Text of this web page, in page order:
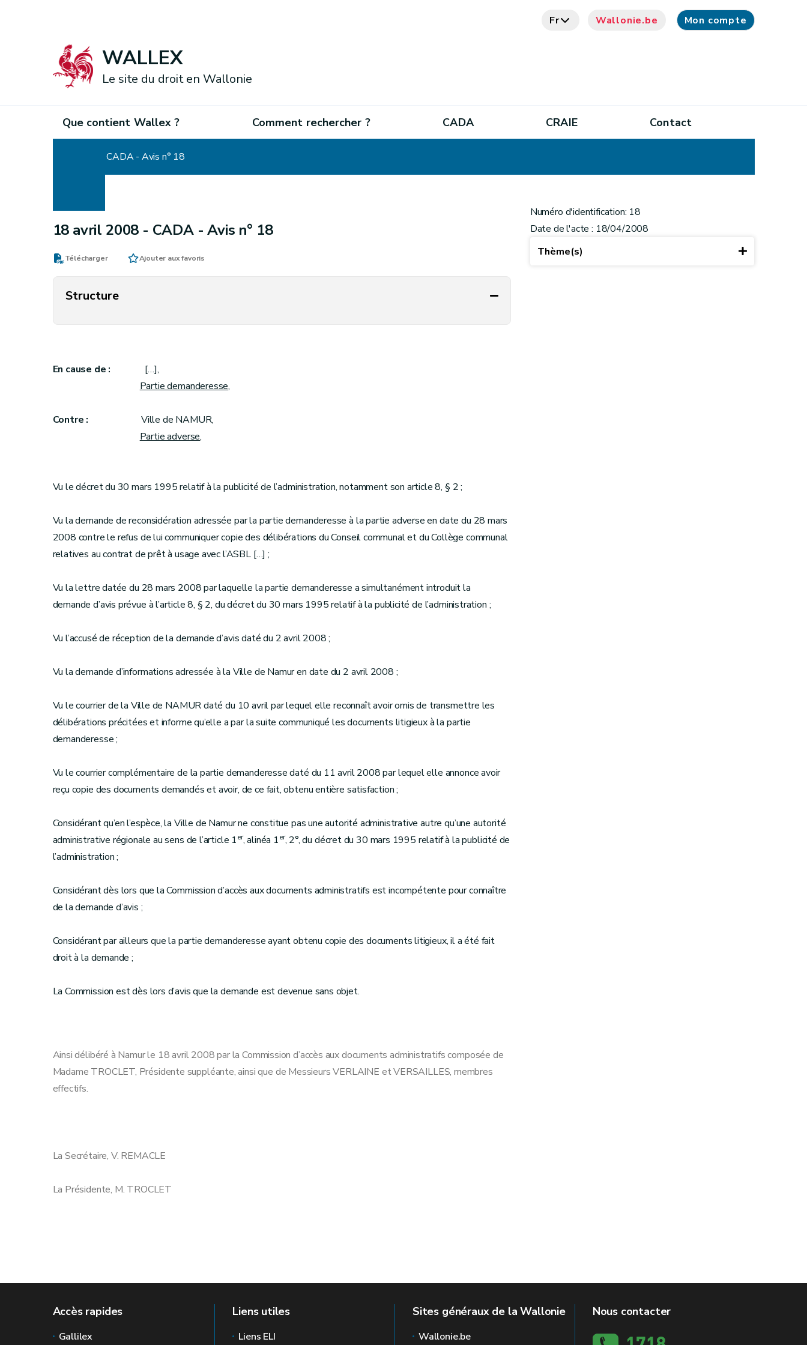
Fr Wallonie.be Mon compte
WALLEX
Le site du droit en Wallonie
Que contient Wallex ? Comment rechercher ? CADA CRAIE Contact
CADA - Avis n° 18
18 avril 2008 - CADA - Avis n° 18
Télécharger Ajouter aux favoris
Structure
En cause de : […],
Partie demanderesse,
Contre : Ville de NAMUR,
Partie adverse,
Vu le décret du 30 mars 1995 relatif à la publicité de l’administration, notamment son article 8, § 2 ;
Vu la demande de reconsidération adressée par la partie demanderesse à la partie adverse en date du 28 mars
2008 contre le refus de lui communiquer copie des délibérations du Conseil communal et du Collège communal
relatives au contrat de prêt à usage avec l’ASBL […] ;
Vu la lettre datée du 28 mars 2008 par laquelle la partie demanderesse a simultanément introduit la
demande d’avis prévue à l’article 8, § 2, du décret du 30 mars 1995 relatif à la publicité de l’administration ;
Vu l’accusé de réception de la demande d’avis daté du 2 avril 2008 ;
Vu la demande d’informations adressée à la Ville de Namur en date du 2 avril 2008 ;
Vu le courrier de la Ville de NAMUR daté du 10 avril par lequel elle reconnaît avoir omis de transmettre les
délibérations précitées et informe qu’elle a par la suite communiqué les documents litigieux à la partie
demanderesse ;
Vu le courrier complémentaire de la partie demanderesse daté du 11 avril 2008 par lequel elle annonce avoir
reçu copie des documents demandés et avoir, de ce fait, obtenu entière satisfaction ;
Considérant qu’en l’espèce, la Ville de Namur ne constitue pas une autorité administrative autre qu’une autorité
administrative régionale au sens de l’article 1er, alinéa 1er, 2°, du décret du 30 mars 1995 relatif à la publicité de
l’administration ;
Considérant dès lors que la Commission d’accès aux documents administratifs est incompétente pour connaître
de la demande d’avis ;
Considérant par ailleurs que la partie demanderesse ayant obtenu copie des documents litigieux, il a été fait
droit à la demande ;
La Commission est dès lors d’avis que la demande est devenue sans objet.
Ainsi délibéré à Namur le 18 avril 2008 par la Commission d’accès aux documents administratifs composée de
Madame TROCLET, Présidente suppléante, ainsi que de Messieurs VERLAINE et VERSAILLES, membres
effectifs.
La Secrétaire, V. REMACLE
La Présidente, M. TROCLET
Numéro d'identification: 18
Date de l'acte : 18/04/2008
Thème(s)
Accès rapides
Gallilex
Liens utiles
Liens ELI
Sites généraux de la Wallonie
Wallonie.be
Nous contacter